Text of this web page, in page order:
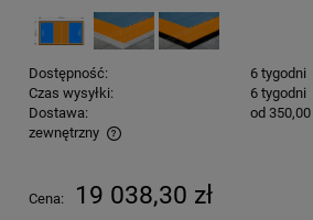
Dostępność:
6 tygodni
Czas wysyłki:
6 tygodni
Dostawa:
od 350,00
zewnętrzny
Cena nie zawiera ewentualnych kosztów
Cena: 19 038,30 zł